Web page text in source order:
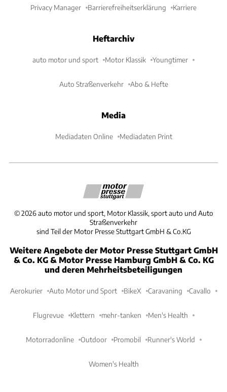
Privacy Manager Barrierefreiheitserklärung Karriere
Heftarchiv
auto motor und sport Motor Klassik Youngtimer
Auto Straßenverkehr Abo & Hefte
Media
Mediadaten Online Mediadaten Print
©2026 auto motor und sport, Motor Klassik, sport auto und Auto
Straßenverkehr
sind Teil der Motor Presse Stuttgart GmbH & Co.KG
Weitere Angebote der Motor Presse Stuttgart GmbH
& Co. KG & Motor Presse Hamburg GmbH & Co. KG
und deren Mehrheitsbeteiligungen
Aerokurier Auto Motor und Sport BikeX Caravaning Cavallo
Flugrevue Klettern mehr-tanken Men's Health
Motorradonline Outdoor Promobil Runner's World
Women's Health